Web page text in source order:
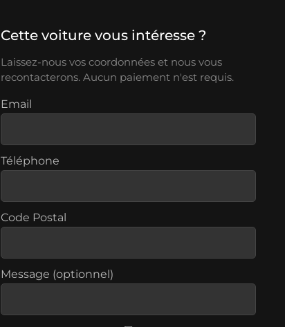
Cette voiture vous intéresse ?
Laissez-nous vos coordonnées et nous vous
recontacterons. Aucun paiement n'est requis.
Email
Téléphone
Code Postal
Message (optionnel)